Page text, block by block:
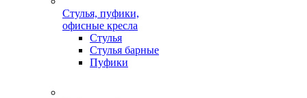
Стулья, пуфики,
офисные кресла
Стулья
Стулья барные
Пуфики